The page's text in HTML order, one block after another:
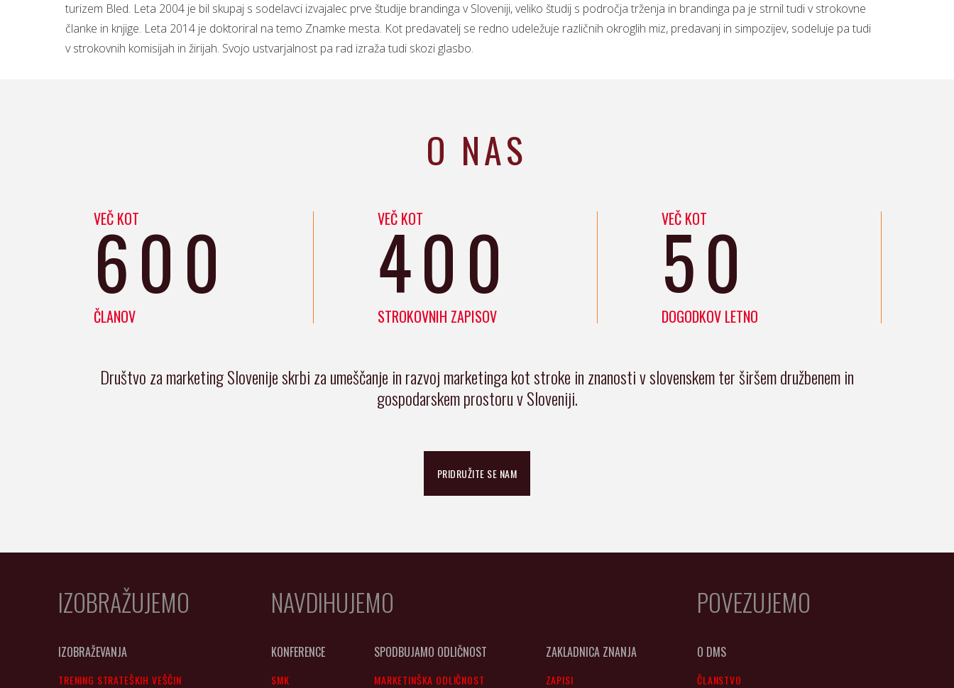
turizem Bled. Leta 2004 je bil skupaj s sodelavci izvajalec prve študije brandinga v Sloveniji, veliko študij s področja trženja in brandinga pa je strnil tudi v strokovne
članke in knjige. Leta 2014 je doktoriral na temo Znamke mesta. Kot predavatelj se redno udeležuje različnih okroglih miz, predavanj in simpozijev, sodeluje pa tudi
v strokovnih komisijah in žirijah. Svojo ustvarjalnost pa rad izraža tudi skozi glasbo.
O NAS
VEČ KOT
600
ČLANOV
VEČ KOT
400
STROKOVNIH ZAPISOV
VEČ KOT
50
DOGODKOV LETNO
Društvo za marketing Slovenije skrbi za umeščanje in razvoj marketinga kot stroke in znanosti v slovenskem ter širšem družbenem in
gospodarskem prostoru v Sloveniji.
PRIDRUŽITE SE NAM
IZOBRAŽUJEMO
IZOBRAŽEVANJA
TRENING STRATEŠKIH VEŠČIN
NAVDIHUJEMO
KONFERENCE
SMK
SPODBUJAMO ODLIČNOST
MARKETINŠKA ODLIČNOST
ZAKLADNICA ZNANJA
ZAPISI
POVEZUJEMO
O DMS
ČLANSTVO